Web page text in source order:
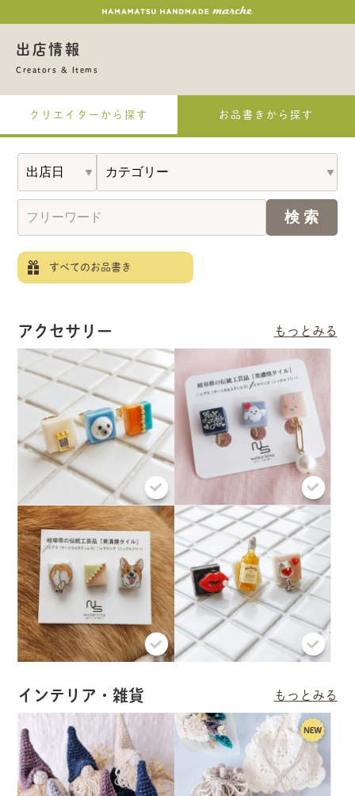
出店情報
Creators & Items
クリエイターから探す お品書きから探す
すべてのお品書き
アクセサリー もっとみる
インテリア・雑貨 もっとみる